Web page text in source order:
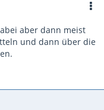
aber dann meist
und dann über die